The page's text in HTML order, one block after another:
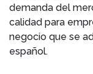
demanda del
calidad para
negocio que se
español.